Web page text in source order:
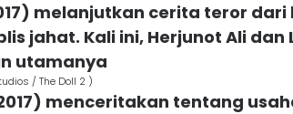
melanjutkan cerita teror dari
jahat. Kali ini, Herjunot Ali dan
utamanya
/ The Doll 2 )
menceritakan tentang